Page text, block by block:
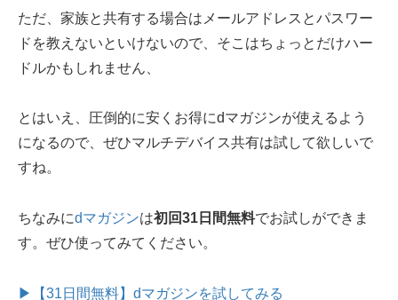
ただ、家族と共有する場合はメールアドレスとパスワー
ドを教えないといけないので、そこはちょっとだけハー
ドルかもしれません、
とはいえ、圧倒的に安くお得にdマガジンが使えるよう
になるので、ぜひマルチデバイス共有は試して欲しいで
すね。
ちなみにdマガジンは初回31日間無料でお試しができま
す。ぜひ使ってみてください。
▶【31日間無料】dマガジンを試してみる